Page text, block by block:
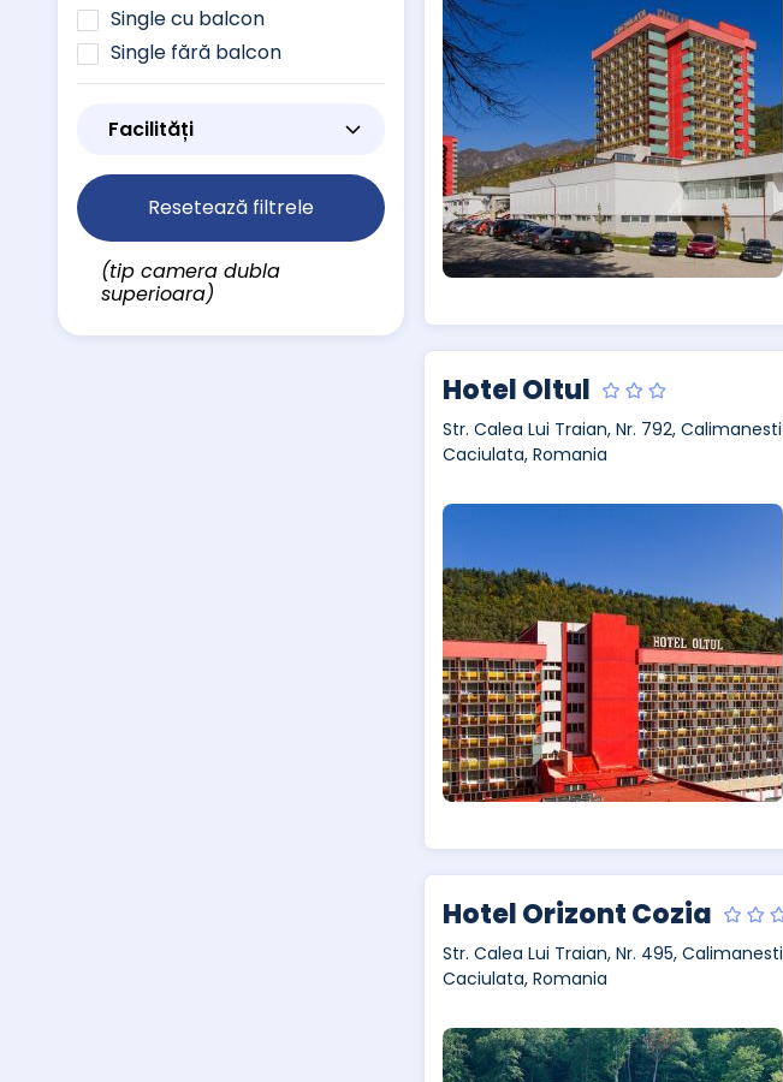
Single cu balcon
Single fără balcon
Facilități
Resetează filtrele
(tip camera dubla
superioara)
Hotel Oltul
Str. Calea Lui Traian, Nr. 792, Calimanesti
Caciulata, Romania
Hotel Orizont Cozia
Str. Calea Lui Traian, Nr. 495, Calimanesti
Caciulata, Romania